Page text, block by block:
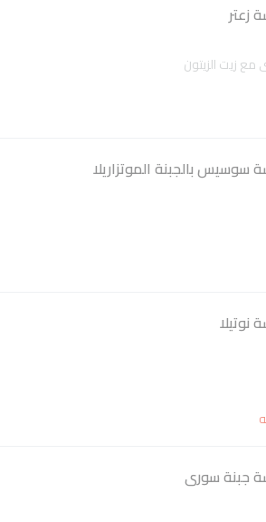
زعتر
مع زیت الزیتون
سوسيس بالجبنة الموتزاريلا
نوتيلا
جبنة سورى